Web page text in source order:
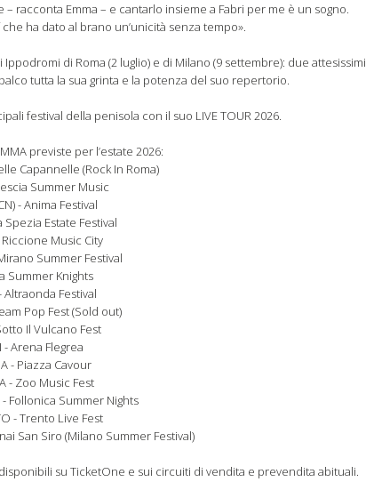
racconta Emma – e cantarlo insieme a Fabri per me è un sogno.
ha dato al brano un’unicità senza tempo».
di Roma (2 luglio) e di Milano (9 settembre): due attesissimi
tutta la sua grinta e la potenza del suo repertorio.
festival della penisola con il suo LIVE TOUR 2026.
previste per l’estate 2026:
Capannelle (Rock In Roma)
Summer Music
- Anima Festival
Spezia Estate Festival
Riccione Music City
Summer Festival
Summer Knights
Altraonda Festival
Pop Fest (Sold out)
Il Vulcano Fest
- Arena Flegrea
- Piazza Cavour
- Zoo Music Fest
- Follonica Summer Nights
- Trento Live Fest
San Siro (Milano Summer Festival)
su TicketOne e sui circuiti di vendita e prevendita abituali.